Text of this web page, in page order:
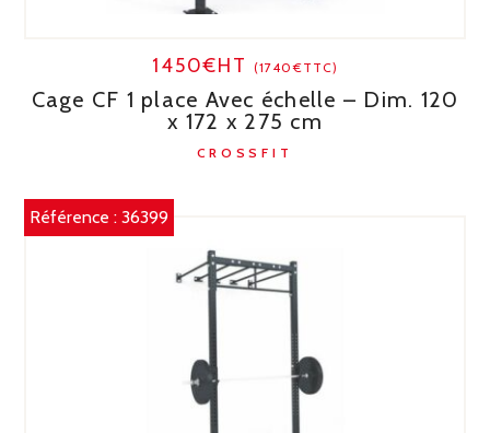
1450€HT (1740€TTC)
Cage CF 1 place Avec échelle – Dim. 120
x 172 x 275 cm
CROSSFIT
Référence :36399